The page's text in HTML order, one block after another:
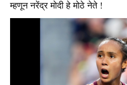
म्हणून नरेंद्र मोदी हे मोठे नेते !